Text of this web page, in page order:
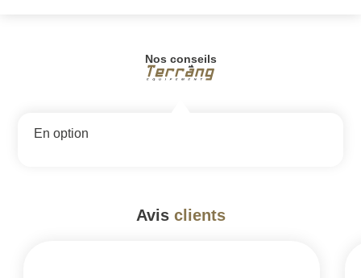
Nos conseils
En option
Avis clients